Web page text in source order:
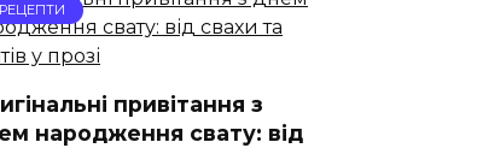
РЕЦЕПТИ
привітання з
народження свату: від